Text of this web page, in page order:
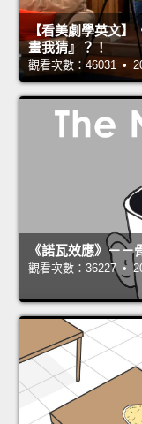
【看美劇學英文】
畫我猜』？！
觀看次數：46031 •
《諾瓦效應》－
觀看次數：36227 •